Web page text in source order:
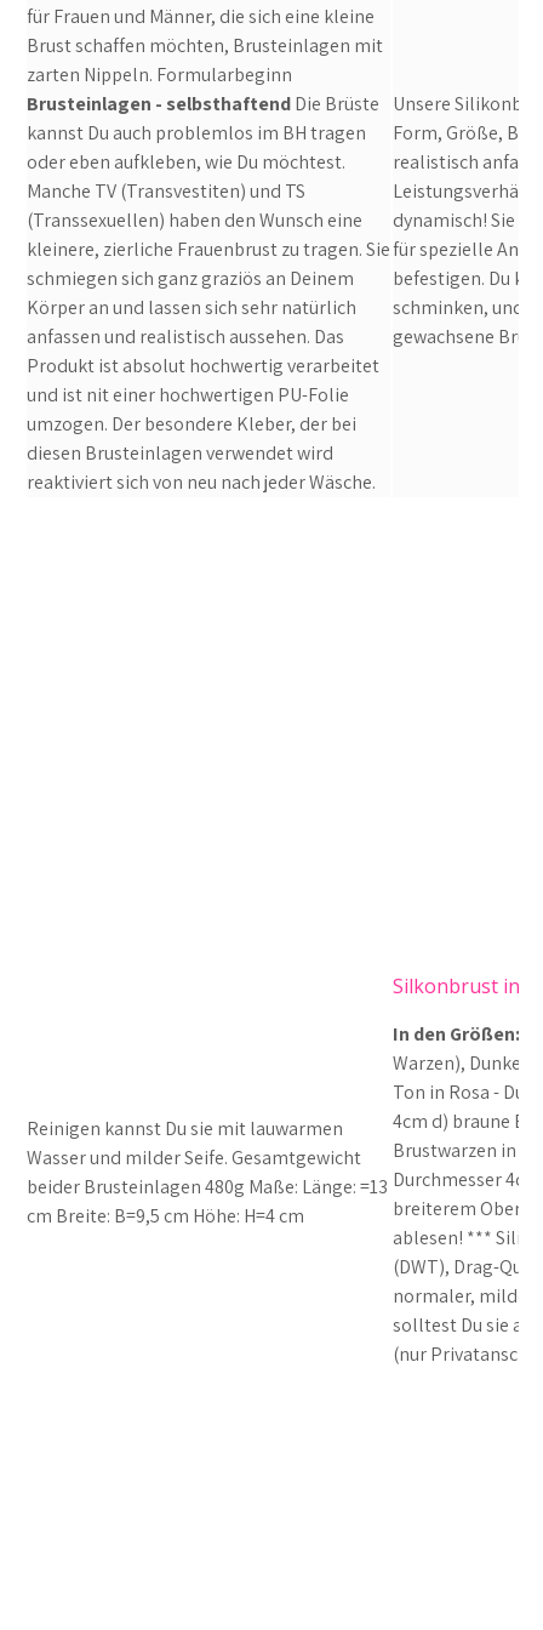
für Frauen und Männer, die sich eine kleine
Brust schaffen möchten, Brusteinlagen mit
zarten Nippeln. Formularbeginn
Brusteinlagen - selbsthaftendDie Brüste
kannst Du auch problemlos im BH tragen
oder eben aufkleben, wie Du möchtest.
Manche TV (Transvestiten) und TS
(Transsexuellen) haben den Wunsch eine
kleinere, zierliche Frauenbrust zu tragen. Sie
schmiegen sich ganz graziös an Deinem
Körper an und lassen sich sehr natürlich
anfassen und realistisch aussehen. Das
Produkt ist absolut hochwertig verarbeitet
und ist nit einer hochwertigen PU-Folie
umzogen. Der besondere Kleber, der bei
diesen Brusteinlagen verwendet wird
reaktiviert sich von neu nach jeder Wäsche.
Unsere
Form, Größe,
realistisch
dynamisch! Sie
für spezielle
befestigen. Du
schminken, und
gewachsene
Reinigen kannst Du sie mit lauwarmen
Wasser und milder Seife. Gesamtgewicht
beider Brusteinlagen 480g Maße: Länge: =13
cm Breite: B=9,5 cm Höhe: H=4 cm
Silkonbrust in
In den Größen:
Warzen),
Ton in Rosa -
4cm d) braune
Brustwarzen in
Durchmesser 4cm
breiterem
ablesen! ***
(DWT), Drag-
normaler, milder
solltest Du sie an
(nur